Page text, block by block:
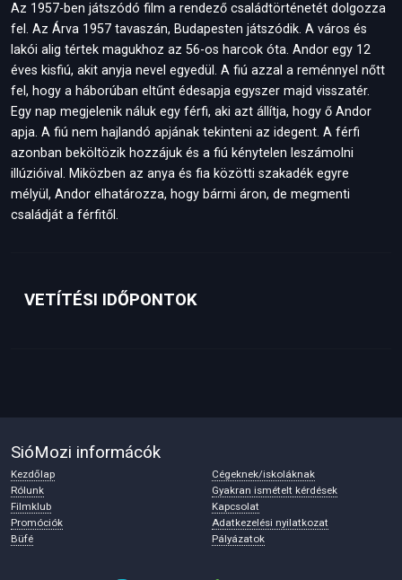
Az 1957-ben játszódó film a rendező családtörténetét dolgozza
fel. Az Árva 1957 tavaszán, Budapesten játszódik. A város és
lakói alig tértek magukhoz az 56-os harcok óta. Andor egy 12
éves kisfiú, akit anyja nevel egyedül. A fiú azzal a reménnyel nőtt
fel, hogy a háborúban eltűnt édesapja egyszer majd visszatér.
Egy nap megjelenik náluk egy férfi, aki azt állítja, hogy ő Andor
apja. A fiú nem hajlandó apjának tekinteni az idegent. A férfi
azonban beköltözik hozzájuk és a fiú kénytelen leszámolni
illúzióival. Miközben az anya és fia közötti szakadék egyre
mélyül, Andor elhatározza, hogy bármi áron, de megmenti
családját a férfitől.
VETÍTÉSI IDŐPONTOK
SióMozi informácók
Kezdőlap
Rólunk
Filmklub
Promóciók
Büfé
Cégeknek/iskoláknak
Gyakran ismételt kérdések
Kapcsolat
Adatkezelési nyilatkozat
Pályázatok